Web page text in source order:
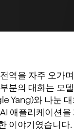
역을 자주 오가
분의 대화는 모
Yang)와 나눈
애플리케이션
이야기였습니다.